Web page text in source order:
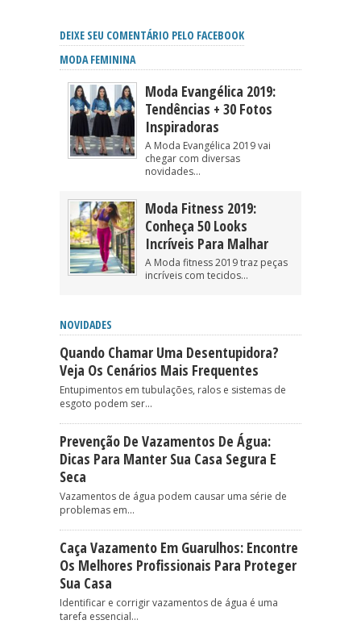
DEIXE SEU COMENTÁRIO PELO FACEBOOK
MODA FEMININA
Moda Evangélica 2019:
Tendências + 30 Fotos
Inspiradoras
A Moda Evangélica 2019 vai
chegar com diversas
novidades...
Moda Fitness 2019:
Conheça 50 Looks
Incríveis Para Malhar
A Moda fitness 2019 traz peças
incríveis com tecidos...
NOVIDADES
Quando Chamar Uma Desentupidora?
Veja Os Cenários Mais Frequentes
Entupimentos em tubulações, ralos e sistemas de
esgoto podem ser...
Prevenção De Vazamentos De Água:
Dicas Para Manter Sua Casa Segura E
Seca
Vazamentos de água podem causar uma série de
problemas em...
Caça Vazamento Em Guarulhos: Encontre
Os Melhores Profissionais Para Proteger
Sua Casa
Identificar e corrigir vazamentos de água é uma
tarefa essencial...